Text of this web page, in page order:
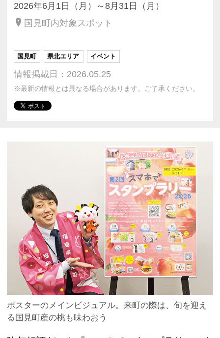
2026年6月1日（月）～8月31日（月）
国見町内対象スポット
国見町 県北エリア イベント
情報掲載日：2026.05.25
※最新の情報とは異なる場合があります。ご了承ください。
ポスターのメインビジュアル。来町の際は、旬を迎え
る国見町産の桃も味わおう